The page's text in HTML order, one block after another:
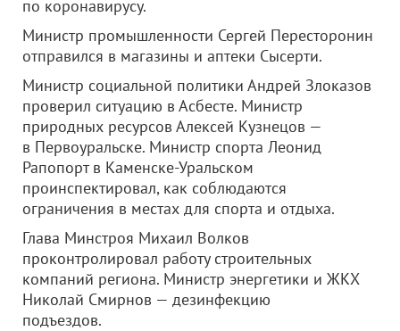
по коронавирусу.
Министр промышленности Сергей Пересторонин
отправился в магазины и аптеки Сысерти.
Министр социальной политики Андрей Злоказов
проверил ситуацию в Асбесте. Министр
природных ресурсов Алексей Кузнецов —
в Первоуральске. Министр спорта Леонид
Рапопорт в Каменске-Уральском
проинспектировал, как соблюдаются
ограничения в местах для спорта и отдыха.
Глава Минстроя Михаил Волков
проконтролировал работу строительных
компаний региона. Министр энергетики и ЖКХ
Николай Смирнов — дезинфекцию
подъездов.